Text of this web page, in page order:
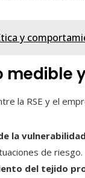
y
medible
la RSE y el
la
de riesgo.
del tejido